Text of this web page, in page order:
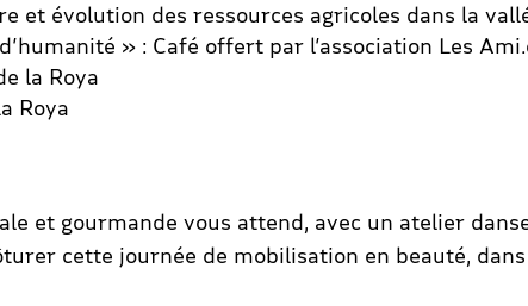
et évolution des ressources agricoles dans la
» : Café offert par l’association Les
la Roya
Roya
et gourmande vous attend, avec un atelier
cette journée de mobilisation en beauté,